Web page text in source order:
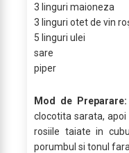
3 linguri maioneza
3 linguri otet de vin
5 linguri ulei
sare
piper
Mod de
clocotita sarata,
rosiile taiate in
porumbul si tonul